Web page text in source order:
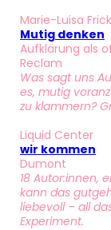
Marie-Luisa Frick
Mutig denken
Aufklärung als
Reclam
Was sagt uns
es, mutig
zu klammern?
Liquid Center
wir kommen
Dumont
18 Autor:innen,
kann das
liebevoll – all
Experiment.